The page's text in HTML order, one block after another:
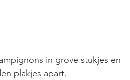
in grove stukjes en
plakjes apart.